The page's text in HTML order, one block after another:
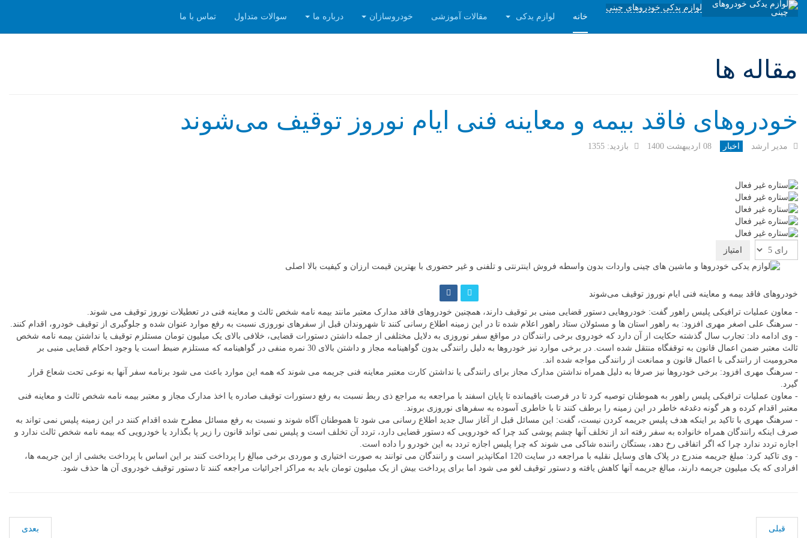
لوازم یدکی خودروهای چینی
خانه
لوازم یدکی مقالات آموزشی خودروسازان درباره ما سوالات متداول تماس با ما
مقاله ها
خودروهای فاقد بیمه و معاینه فنی ایام نوروز توقیف می‌شوند
مدیر ارشد اخبار 08 ارديبهشت 1400 بازدید: 1355
لطفا
رای
خودروهای فاقد بیمه و معاینه فنی ایام نوروز توقیف می‌شوند
- معاون عملیات ترافیکی پلیس راهور گفت: خودروهایی دستور قضایی مبنی بر توقیف دارند، همچنین خودروهای فاقد مدارک معتبر مانند بیمه نامه شخص ثالث و معاینه فنی در تعطیلات نوروز توقیف می شوند.
- سرهنگ علی اصغر مهری افزود: به راهور استان ها و مسئولان ستاد راهور اعلام شده تا در این زمینه اطلاع رسانی کنند تا شهروندان قبل از سفرهای نوروزی نسبت به رفع موارد عنوان شده و جلوگیری از توقیف خودرو، اقدام کنند.
- وی ادامه داد: تجارب سال گذشته حکایت از آن دارد که خودروی برخی رانندگان در مواقع سفر نوروزی به دلایل مختلفی از جمله داشتن دستورات قضایی، خلافی بالای یک میلیون تومان مستلزم توقیف یا نداشتن بیمه نامه شخص
ثالث معتبر ضمن اعمال قانون به توقفگاه منتقل شده است. در برخی موارد نیز خودروها به دلیل رانندگی بدون گواهینامه مجاز و داشتن بالای 30 نمره منفی در گواهینامه که مستلزم ضبط است یا وجود احکام قضایی منبی بر
محرومیت از رانندگی با اعمال قانون و ممانعت از رانندگی مواجه شده اند.
- سرهنگ مهری افزود: برخی خودروها نیز صرفا به دلیل همراه نداشتن مدارک مجاز برای رانندگی یا نداشتن کارت معتبر معاینه فنی جریمه می شوند که همه این موارد باعث می شود برنامه سفر آنها به نوعی تحت شعاع قرار
گیرد.
- معاون عملیات ترافیکی پلیس راهور به هموطنان توصیه کرد تا در فرصت باقیمانده تا پایان اسفند با مراجعه به مراجع ذی ربط نسبت به رفع دستورات توقیف صادره یا اخذ مدارک مجاز و معتبر بیمه نامه شخص ثالث و معاینه فنی
معتبر اقدام کرده و هر گونه دغدغه خاطر در این زمینه را برطف کنند تا با خاطری آسوده به سفرهای نوروزی بروند.
- سرهنگ مهری با تاکید بر اینکه هدف پلیس جریمه کردن نیست، گفت: این مسائل قبل از آغاز سال جدید اطلاع رسانی می شود تا هموطنان آگاه شوند و نسبت به رفع مسائل مطرح شده اقدام کنند در این زمینه پلیس نمی تواند به
صرف اینکه رانندگان همراه خانواده به سفر رفته اند از تخلف آنها چشم پوشی کند چرا که خودرویی که دستور قضایی دارد، تردد آن تخلف است و پلیس نمی تواند قانون را زیر پا بگذارد یا خودرویی که بیمه نامه شخص ثالث ندارد و
اجازه تردد ندارد چرا که اگر اتفاقی رخ دهد، بستگان راننده شاکی می شوند که چرا پلیس اجازه تردد به این خودرو را داده است.
- وی تاکید کرد: مبلغ جریمه مندرج در پلاک های وسایل نقلیه با مراجعه در سایت 120 امکانپذیر است و رانندگان می توانند به صورت اختیاری و موردی برخی مبالغ را پرداخت کنند بر این اساس با پرداخت بخشی از این جریمه ها،
افرادی که یک میلیون جریمه دارند، مبالغ جریمه آنها کاهش یافته و دستور توقیف لغو می شود اما برای پرداخت بیش از یک میلیون تومان باید به مراکز اجرائیات مراجعه کنند تا دستور توقیف خودروی آن ها حذف شود.
قبلی بعدی